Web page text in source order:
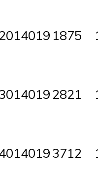
1875
2821
3712